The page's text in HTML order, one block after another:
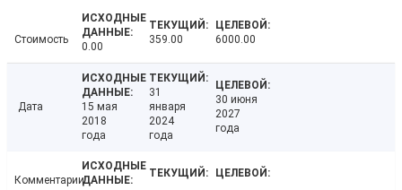
Стоимость
0.00
359.00 6000.00
Дата
15 мая
2018
года
31
января
2024
года
30 июня
2027
года
Комментарии